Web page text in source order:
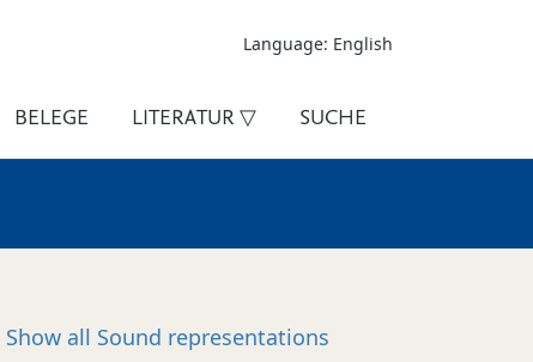
Language: English
BELEGE LITERATUR ▽ SUCHE
Show all Sound representations